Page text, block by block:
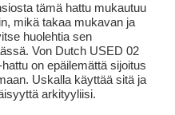
tämä hattu mukautuu
mikä takaa mukavan ja
huolehtia sen
Von Dutch USED 02
on epäilemättä sijoitus
Uskalla käyttää sitä ja
arkityyliisi.